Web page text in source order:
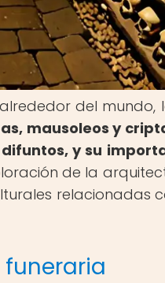
del
mausoleos y
y su
de la
relacionadas